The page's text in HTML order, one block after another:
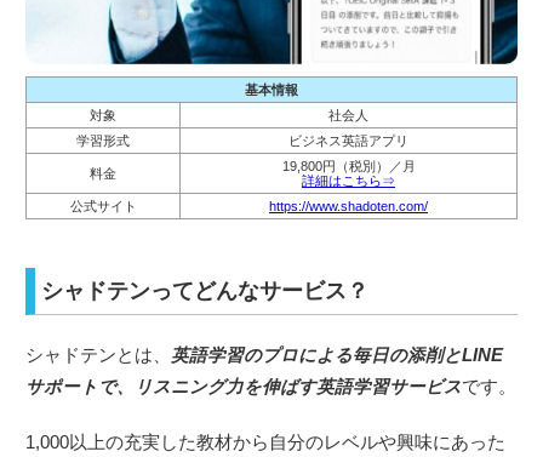
基本情報
対象
社会人
学習形式
ビジネス英語アプリ
料金
19,800円（税別）／月
詳細はこちら⇒
公式サイト
https://www.shadoten.com/
シャドテンってどんなサービス？
シャドテンとは、 英語学習のプロによる毎日の添削とLINE
サポートで、リスニング力を伸ばす英語学習サービスです。
1,000以上の充実した教材から自分のレベルや興味にあった